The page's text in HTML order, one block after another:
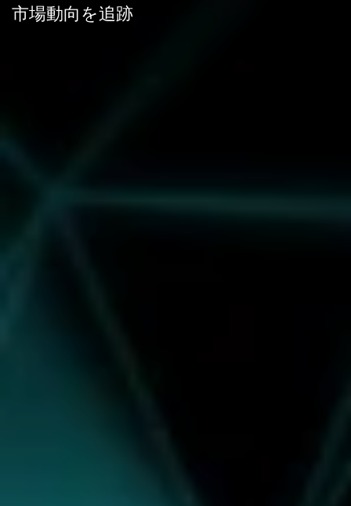
市場動向を追跡